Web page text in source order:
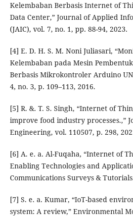
Kelembaban Berbasis Internet of
Data Center,” Journal of Applied
(JAIC), vol. 7, no. 1, pp. 88-94, 2023.
[4] E. D. H. S. M. Noni Juliasari,
Kelembaban pada Mesin
Berbasis Mikrokontroler Arduino
4, no. 3, p. 109–113, 2016.
[5] R. &. T. S. Singh, “Internet of
improve food industry processes.,”
Engineering, vol. 110507, p. 298,
[6] A. e. a. Al-Fuqaha, “Internet of
Enabling Technologies and
Communications Surveys &
[7] S. e. a. Kumar, “IoT-based
system: A review,” Environmental